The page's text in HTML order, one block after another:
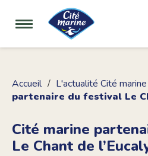
Accueil L'actualité Cité marine
partenaire du festival Le
Cité marine
Le Chant de